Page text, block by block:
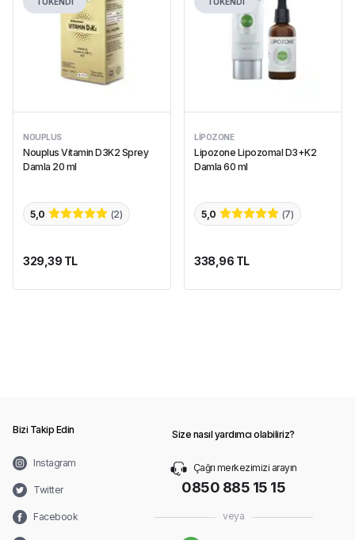
NOUPLUS
Nouplus Vitamin D3K2 Sprey
Damla 20 ml
5,0 (2)
329,39 TL
LIPOZONE
Lipozone Lipozomal D3+K2
Damla 60 ml
5,0 (7)
338,96 TL
Bizi Takip Edin
Instagram
Twitter
Facebook
Size nasıl yardımcı olabiliriz?
Çağrı merkezimizi arayın
0850 885 15 15
veya